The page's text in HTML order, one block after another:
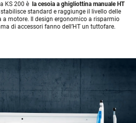
KS 200 è
la cesoia a ghigliottina manuale HT
standard e raggiunge il livello delle
a motore. Il design ergonomico a risparmio
di accessori fanno dell’HT un tuttofare.